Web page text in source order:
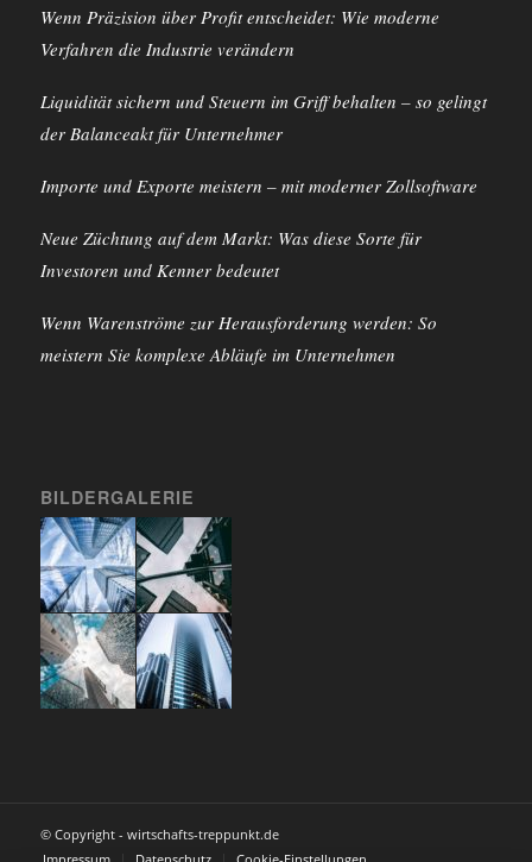
Wenn Präzision über Profit entscheidet: Wie moderne
Verfahren die Industrie verändern
Liquidität sichern und Steuern im Griff behalten – so gelingt
der Balanceakt für Unternehmer
Importe und Exporte meistern – mit moderner Zollsoftware
Neue Züchtung auf dem Markt: Was diese Sorte für
Investoren und Kenner bedeutet
Wenn Warenströme zur Herausforderung werden: So
meistern Sie komplexe Abläufe im Unternehmen
BILDERGALERIE
© Copyright - wirtschafts-treppunkt.de